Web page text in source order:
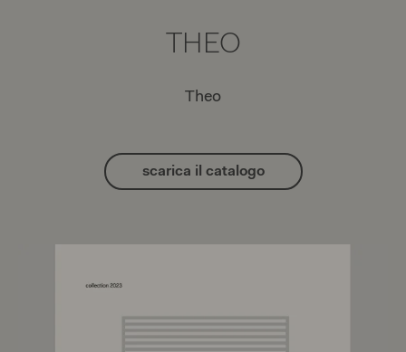
THEO
Theo
scarica il catalogo